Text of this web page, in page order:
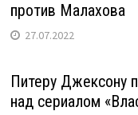
против Малахова
27.07.2022
Питеру Джексону
над сериалом